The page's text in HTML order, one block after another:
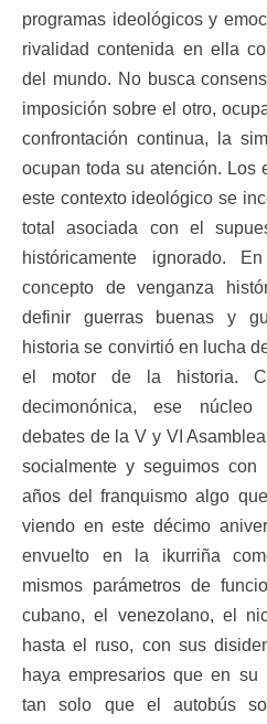
programas ideológicos y
rivalidad contenida en ella
del mundo. No busca
imposición sobre el otro,
confrontación continua, la
ocupan toda su atención. Los
este contexto ideológico se
total asociada con el
históricamente ignorado.
concepto de venganza
definir guerras buenas y
historia se convirtió en lucha
el motor de la historia.
decimonónica, ese
debates de la V y VI
socialmente y seguimos
años del franquismo algo
viendo en este décimo
envuelto en la ikurriña
mismos parámetros de
cubano, el venezolano, el
hasta el ruso, con sus
haya empresarios que en su
tan solo que el autobús